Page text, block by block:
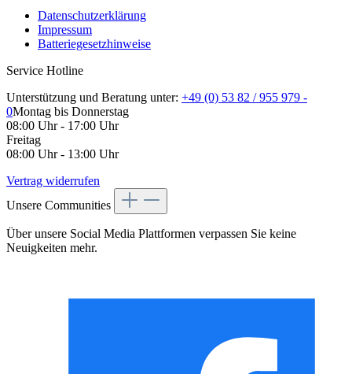
Datenschutzerklärung
Impressum
Batteriegesetzhinweise
Service Hotline
Unterstützung und Beratung unter: +49 (0) 53 82 / 955 979 -
0Montag bis Donnerstag
08:00 Uhr - 17:00 Uhr
Freitag
08:00 Uhr - 13:00 Uhr
Vertrag widerrufen
Unsere Communities
Über unsere Social Media Plattformen verpassen Sie keine
Neuigkeiten mehr.